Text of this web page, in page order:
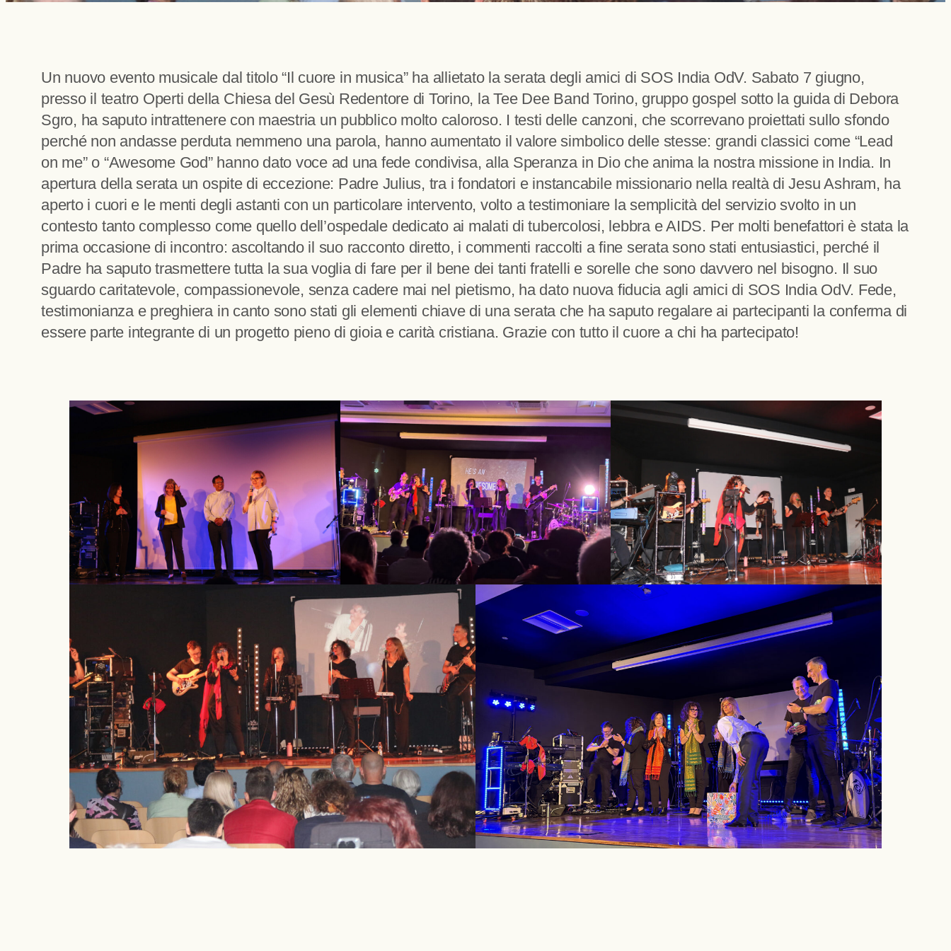
Un nuovo evento musicale dal titolo “Il cuore in musica” ha allietato la serata degli amici di SOS India OdV. Sabato 7 giugno,
presso il teatro Operti della Chiesa del Gesù Redentore di Torino, la Tee Dee Band Torino, gruppo gospel sotto la guida di Debora
Sgro, ha saputo intrattenere con maestria un pubblico molto caloroso. I testi delle canzoni, che scorrevano proiettati sullo sfondo
perché non andasse perduta nemmeno una parola, hanno aumentato il valore simbolico delle stesse: grandi classici come “Lead
on me” o “Awesome God” hanno dato voce ad una fede condivisa, alla Speranza in Dio che anima la nostra missione in India. In
apertura della serata un ospite di eccezione: Padre Julius, tra i fondatori e instancabile missionario nella realtà di Jesu Ashram, ha
aperto i cuori e le menti degli astanti con un particolare intervento, volto a testimoniare la semplicità del servizio svolto in un
contesto tanto complesso come quello dell’ospedale dedicato ai malati di tubercolosi, lebbra e AIDS. Per molti benefattori è stata la
prima occasione di incontro: ascoltando il suo racconto diretto, i commenti raccolti a fine serata sono stati entusiastici, perché il
Padre ha saputo trasmettere tutta la sua voglia di fare per il bene dei tanti fratelli e sorelle che sono davvero nel bisogno. Il suo
sguardo caritatevole, compassionevole, senza cadere mai nel pietismo, ha dato nuova fiducia agli amici di SOS India OdV. Fede,
testimonianza e preghiera in canto sono stati gli elementi chiave di una serata che ha saputo regalare ai partecipanti la conferma di
essere parte integrante di un progetto pieno di gioia e carità cristiana. Grazie con tutto il cuore a chi ha partecipato!